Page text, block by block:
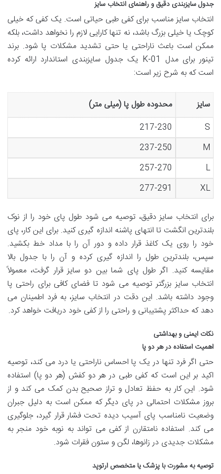
جدول سایزبندی دقیق و راهنمای انتخاب سایز
انتخاب سایز مناسب برای کفی طبی حیاتی است. یک کفی که خیلی
کوچک یا خیلی بزرگ باشد، نه تنها کارایی لازم را نخواهد داشت، بلکه
ممکن است باعث ناراحتی یا حتی تشدید مشکلات پا شود. برند
تینور برای مدل K-01 یک جدول سایزبندی استاندارد ارائه کرده
است که به شرح زیر است:
سایز
محدوده طول پا (میلی متر)
S
217-230
M
237-250
L
257-270
XL
277-291
برای انتخاب سایز دقیق، توصیه می شود طول پای خود را از نوک
بلندترین انگشت تا انتهای پاشنه اندازه گیری کنید. برای این کار، پای
خود را روی یک کاغذ قرار داده و دور آن را با مداد خط بکشید.
سپس، بلندترین طول را اندازه گیری کرده و آن را با جدول بالا
مقایسه کنید. اگر طول پای شما بین دو سایز قرار گرفت، معمولاً
انتخاب سایز بزرگتر توصیه می شود تا فضای کافی برای راحتی پا
وجود داشته باشد. این دقت در انتخاب سایز، به فرد اطمینان می
دهد که حداکثر پشتیبانی و راحتی را از کفی خود دریافت خواهد کرد.
نکات ایمنی و بهداشتی
اهمیت استفاده در هر دو پا
حتی اگر فرد تنها در یک پا احساس ناراحتی یا درد می کند، توصیه
اکید بر این است که کفی طبی در هر دو کفش (هر دو پا) استفاده
شود. این کار به حفظ تعادل و تراز صحیح بدن کمک می کند و از
بروز مشکلات احتمالی در پای دیگر که ممکن است به دلیل جبران
وضعیت نامناسب پای آسیب دیده تحت فشار قرار گیرد، جلوگیری
می کند. استفاده نامتقارن از کفی می تواند به نوبه خود منجر به
مشکلات جدیدی در زانوها، لگن و ستون فقرات شود.
توصیه به مشورت با پزشک یا متخصص ارتوپد